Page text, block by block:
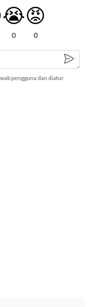
😭
0
😡
0
pengguna dan diatur